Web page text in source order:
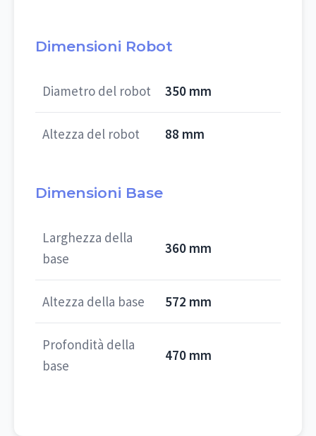
Dimensioni Robot
Diametro del robot 350 mm
Altezza del robot 88 mm
Dimensioni Base
Larghezza della
base
360 mm
Altezza della base 572 mm
Profondità della
base
470 mm